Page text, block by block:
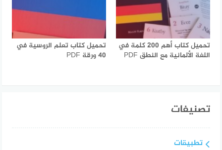
تحميل كتاب أهم 200 كلمة في
اللغة الألمانية مع النطق PDF
تحميل كتاب تعلم الروسية في
40 ورقة PDF
تصنيفات
تطبيقات